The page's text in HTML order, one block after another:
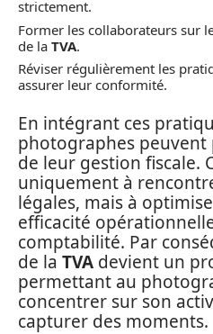
strictement.
Former les collaborateurs sur
de la TVA.
Réviser régulièrement les
assurer leur conformité.
En intégrant ces
photographes
de leur gestion fiscale.
uniquement à
légales, mais à
efficacité
comptabilité. Par
de la TVA devient un
permettant au
concentrer sur son
capturer des moments.